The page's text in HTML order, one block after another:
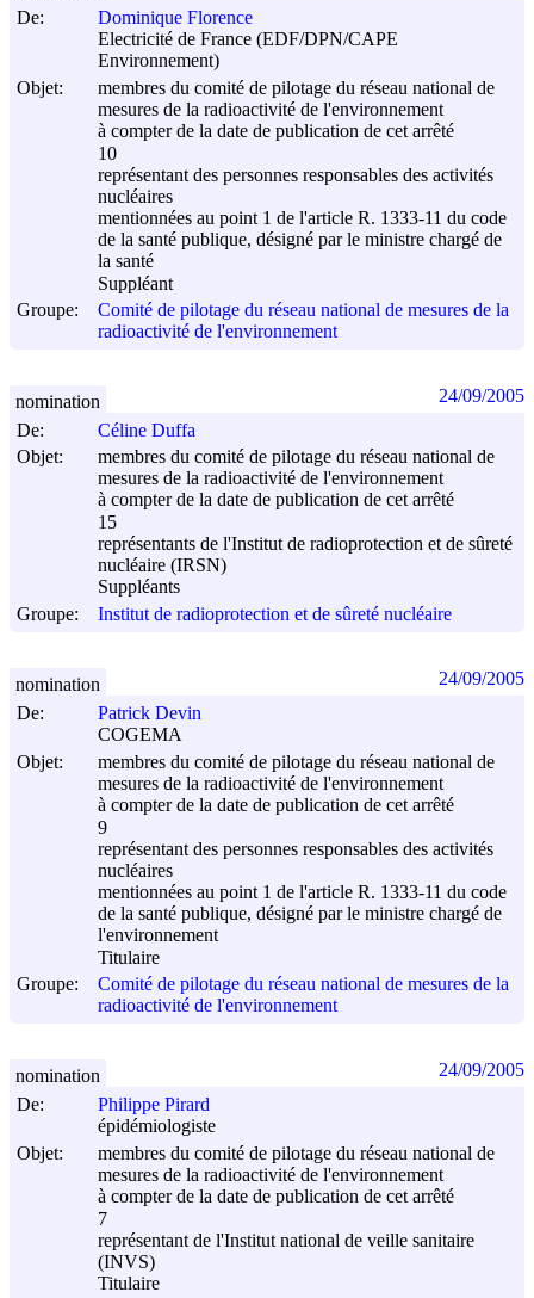
De:
Dominique Florence
Electricité de France (EDF/DPN/CAPE
Environnement)
Objet:
membres du comité de pilotage du réseau national de
mesures de la radioactivité de l'environnement
à compter de la date de publication de cet arrêté
10
représentant des personnes responsables des activités
nucléaires
mentionnées au point 1 de l'article R. 1333-11 du code
de la santé publique, désigné par le ministre chargé de
la santé
Suppléant
Groupe:
Comité de pilotage du réseau national de mesures de la
radioactivité de l'environnement
De:
Céline Duffa
Objet:
membres du comité de pilotage du réseau national de
mesures de la radioactivité de l'environnement
à compter de la date de publication de cet arrêté
15
représentants de l'Institut de radioprotection et de sûreté
nucléaire (IRSN)
Suppléants
Groupe:
Institut de radioprotection et de sûreté nucléaire
nomination 24/09/2005
De:
Patrick Devin
COGEMA
Objet:
membres du comité de pilotage du réseau national de
mesures de la radioactivité de l'environnement
à compter de la date de publication de cet arrêté
9
représentant des personnes responsables des activités
nucléaires
mentionnées au point 1 de l'article R. 1333-11 du code
de la santé publique, désigné par le ministre chargé de
l'environnement
Titulaire
Groupe:
Comité de pilotage du réseau national de mesures de la
radioactivité de l'environnement
nomination 24/09/2005
De:
Philippe Pirard
épidémiologiste
Objet:
membres du comité de pilotage du réseau national de
mesures de la radioactivité de l'environnement
à compter de la date de publication de cet arrêté
7
représentant de l'Institut national de veille sanitaire
(INVS)
Titulaire
nomination 24/09/2005